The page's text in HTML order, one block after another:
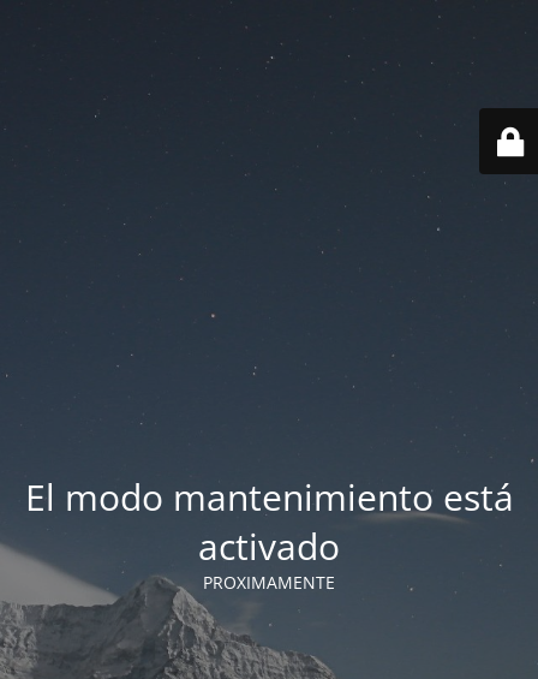
El modo mantenimiento está
activado
PROXIMAMENTE